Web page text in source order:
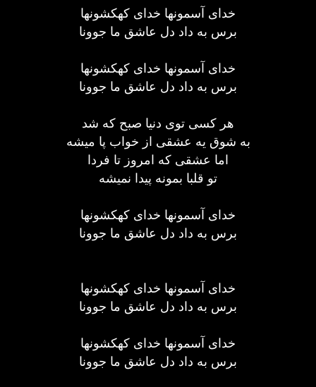
خدای آسمونها خدای کهکشونها
برس به داد دل عاشق ما جوونا
خدای آسمونها خدای کهکشونها
برس به داد دل عاشق ما جوونا
هر کسی توی دنیا صبح که شد
به شوق یه عشقی از خواب پا میشه
اما عشقی که امروز تا فردا
تو قلبا بمونه پیدا نمیشه
خدای آسمونها خدای کهکشونها
برس به داد دل عاشق ما جوونا
خدای آسمونها خدای کهکشونها
برس به داد دل عاشق ما جوونا
خدای آسمونها خدای کهکشونها
برس به داد دل عاشق ما جوونا